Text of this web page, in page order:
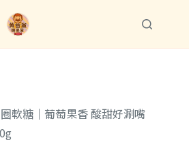
軟糖｜葡萄果香 酸甜好涮嘴